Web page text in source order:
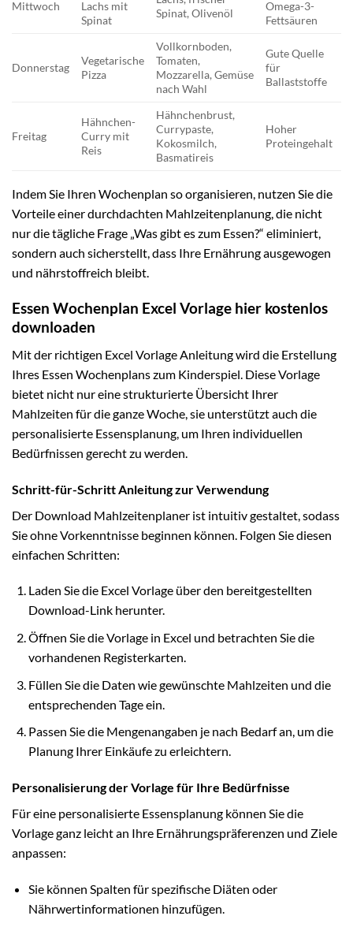
Mittwoch
Lachs mit
Spinat
Spinat, Olivenöl
Omega-3-
Fettsäuren
Donnerstag
Vegetarische
Pizza
Vollkornboden,
Tomaten,
Mozzarella, Gemüse
nach Wahl
Gute Quelle
für
Ballaststoffe
Freitag
Hähnchen-
Curry mit
Reis
Hähnchenbrust,
Currypaste,
Kokosmilch,
Basmatireis
Hoher
Proteingehalt
Indem Sie Ihren Wochenplan so organisieren, nutzen Sie die
Vorteile einer durchdachten Mahlzeitenplanung, die nicht
nur die tägliche Frage „Was gibt es zum Essen?“ eliminiert,
sondern auch sicherstellt, dass Ihre Ernährung ausgewogen
und nährstoffreich bleibt.
Essen Wochenplan Excel Vorlage hier kostenlos
downloaden
Mit der richtigen Excel Vorlage Anleitung wird die Erstellung
Ihres Essen Wochenplans zum Kinderspiel. Diese Vorlage
bietet nicht nur eine strukturierte Übersicht Ihrer
Mahlzeiten für die ganze Woche, sie unterstützt auch die
personalisierte Essensplanung, um Ihren individuellen
Bedürfnissen gerecht zu werden.
Schritt-für-Schritt Anleitung zur Verwendung
Der Download Mahlzeitenplaner ist intuitiv gestaltet, sodass
Sie ohne Vorkenntnisse beginnen können. Folgen Sie diesen
einfachen Schritten:
Laden Sie die Excel Vorlage über den bereitgestellten
Download-Link herunter.
Öffnen Sie die Vorlage in Excel und betrachten Sie die
vorhandenen Registerkarten.
Füllen Sie die Daten wie gewünschte Mahlzeiten und die
entsprechenden Tage ein.
Passen Sie die Mengenangaben je nach Bedarf an, um die
Planung Ihrer Einkäufe zu erleichtern.
Personalisierung der Vorlage für Ihre Bedürfnisse
Für eine personalisierte Essensplanung können Sie die
Vorlage ganz leicht an Ihre Ernährungspräferenzen und Ziele
anpassen:
Sie können Spalten für spezifische Diäten oder
Nährwertinformationen hinzufügen.